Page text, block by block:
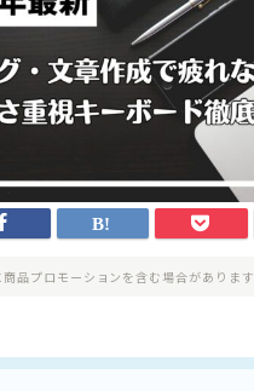
品プロモーションを含む場合があります